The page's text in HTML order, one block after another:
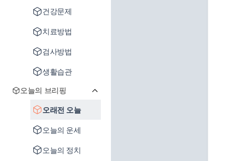
건강문제
치료방법
검사방법
생활습관
오늘의 브리핑
오래전 오늘
오늘의 운세
오늘의 정치